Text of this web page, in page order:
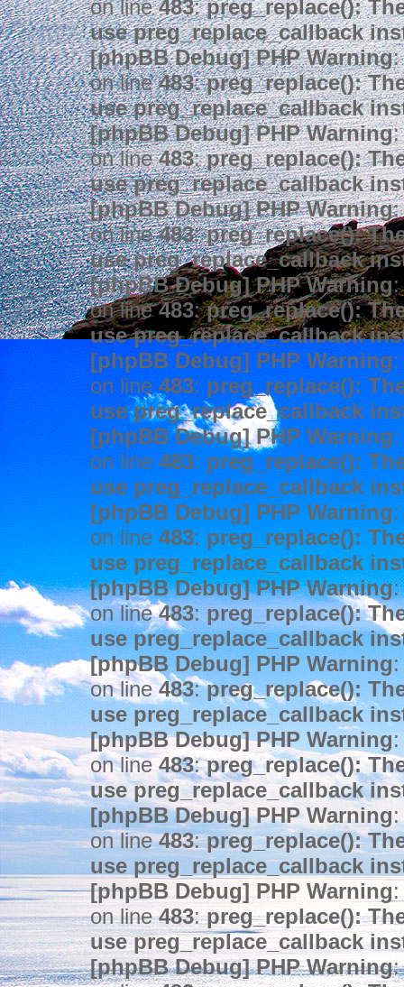
on line483:preg_replace():
use preg_replace_callback
[phpBB Debug] PHP Warning:
on line483:preg_replace():
use preg_replace_callback
[phpBB Debug] PHP Warning:
on line483:preg_replace():
use preg_replace_callback
[phpBB Debug] PHP Warning:
on line483:preg_replace():
use preg_replace_callback
[phpBB Debug] PHP Warning:
on line483:preg_replace():
use preg_replace_callback
[phpBB Debug] PHP Warning
on line 483: preg_replace():
use preg_replace_callback
[phpBB Debug] PHP Warning
on line 483: preg_replace():
use preg_replace_callback
[phpBB Debug] PHP Warning
on line 483: preg_replace():
use preg_replace_callback
[phpBB Debug] PHP Warning:
on line483: preg_replace():
use preg_replace_callback
[phpBB Debug] PHP Warning
on line483:preg_replace():
use preg_replace_callback
[phpBB Debug] PHP Warning
on line483:preg_replace():
use preg_replace_callback
[phpBB Debug] PHP Warning
on line483:preg_replace():
use preg_replace_callback
[phpBB Debug] PHP Warning
on line483:preg_replace():
use preg_replace_callback
[phpBB Debug] PHP Warning: